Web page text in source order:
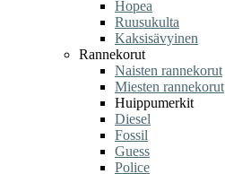
Hopea
Ruusukulta
Kaksisävyinen
Rannekorut
Naisten rannekorut
Miesten rannekorut
Huippumerkit
Diesel
Fossil
Guess
Police